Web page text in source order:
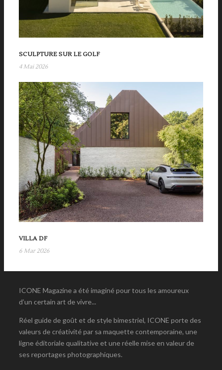
SCULPTURE SUR LE GOLF
4 Mai 2026
VILLA DF
6 Mar 2026
ICONE Magazine a été imaginé pour tous les amoureux
d’un certain art de vivre...
Réel guide de goût et de style bimestriel, ICONE porte des
valeurs de créativité par sa maquette contemporaine, une
ligne éditoriale qualitative et une réelle mise en valeur de
ses reportages photographiques.